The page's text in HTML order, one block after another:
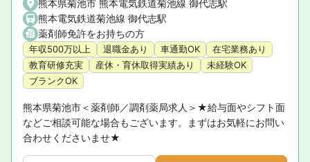
熊本県菊池市 熊本電気鉄道菊池線 御代志駅
熊本電気鉄道菊池線 御代志駅
薬剤師免許をお持ちの方
年収500万以上 退職金あり 車通勤OK
在宅業務あり
教育研修充実
産休・育休取得実績あり
未経験OK
ブランクOK
熊本県菊池市＜薬剤師／調剤薬局求人＞★給与面やシフト面
などご相談可能な場合もございます。まずはお気軽にお問い
合わせくださいませ★